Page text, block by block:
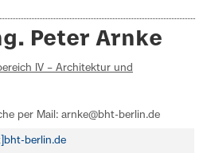
Peter Arnke
IV – Architektur und
per Mail: arnke@bht-berlin.de
berlin.de